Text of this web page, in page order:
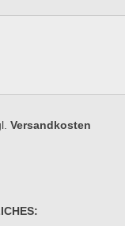
Versandkosten